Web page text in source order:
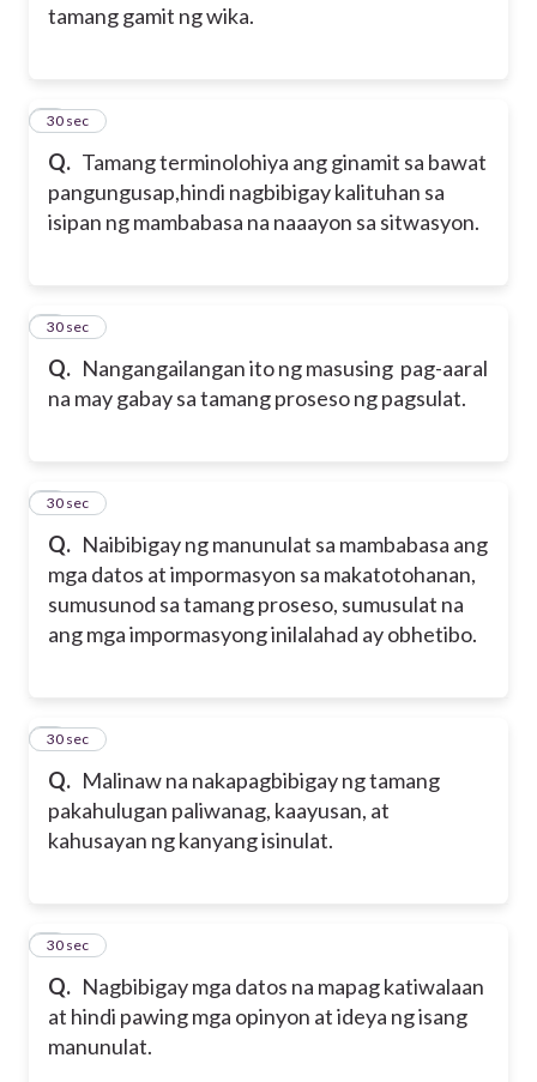
tamang gamit ng wika.
Q. Tamang terminolohiya ang ginamit sa bawat
pangungusap,hindi nagbibigay kalituhan sa
isipan ng mambabasa na naaayon sa sitwasyon.
5
30 sec
Q. Nangangailangan ito ng masusing pag-aaral
na may gabay sa tamang proseso ng pagsulat.
6
30 sec
Q. Naibibigay ng manunulat sa mambabasa ang
mga datos at impormasyon sa makatotohanan,
sumusunod sa tamang proseso, sumusulat na
ang mga impormasyong inilalahad ay obhetibo.
7
30 sec
Q. Malinaw na nakapagbibigay ng tamang
pakahulugan paliwanag, kaayusan, at
kahusayan ng kanyang isinulat.
8
30 sec
Q. Nagbibigay mga datos na mapag katiwalaan
at hindi pawing mga opinyon at ideya ng isang
manunulat.
9
30 sec